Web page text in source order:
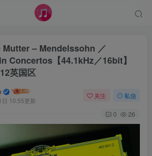
– Mendelssohn ／
Concertos【44.1kHz／16bit】
英国区
10:55更新
关注 私信
0 26